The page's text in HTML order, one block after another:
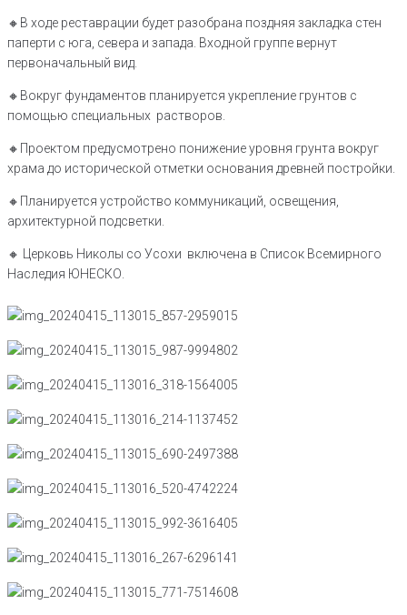
🔸️В ходе реставрации будет разобрана поздняя закладка стен
паперти с юга, севера и запада. Входной группе вернут
первоначальный вид.
🔸️Вокруг фундаментов планируется укрепление грунтов с
помощью специальных растворов.
🔸️Проектом предусмотрено понижение уровня грунта вокруг
храма до исторической отметки основания древней постройки.
🔸️Планируется устройство коммуникаций, освещения,
архитектурной подсветки.
🔸️ Церковь Николы со Усохи включена в Список Всемирного
Наследия ЮНЕСКО.